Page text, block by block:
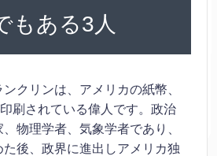
もある3人
クリンは、アメリカの紙幣、
刷されている偉人です。政治
物理学者、気象学者であり、
後、政界に進出しアメリカ独